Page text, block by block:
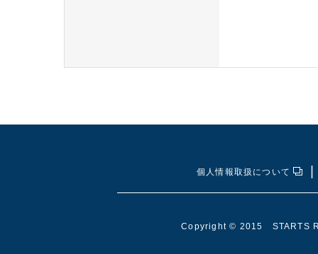
個人情報取扱について
Copyright © 2015 STARTS